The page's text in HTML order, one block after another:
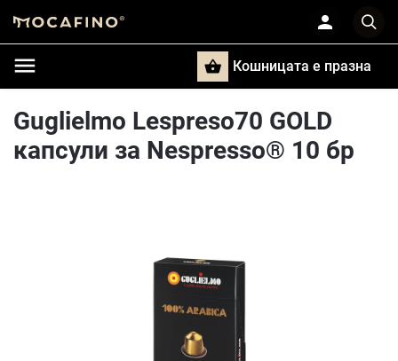
Кошницата e празна
Guglielmo Lespreso70 GOLD
капсули за Nespresso® 10 бр